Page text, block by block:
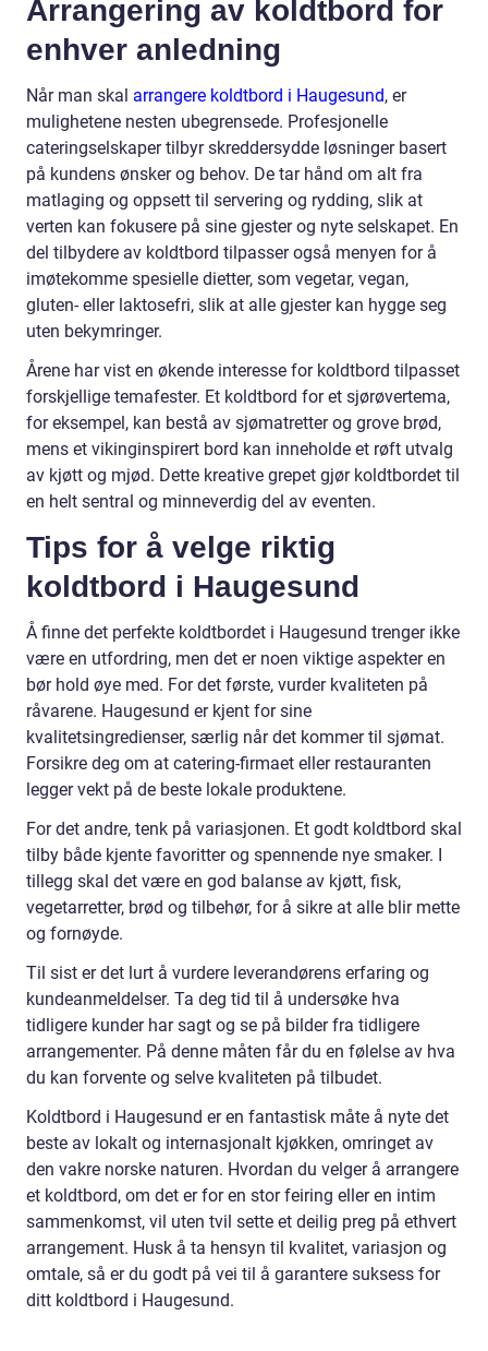
Arrangering av koldtbord for
enhver anledning
Når man skal arrangere koldtbord i Haugesund, er
mulighetene nesten ubegrensede. Profesjonelle
cateringselskaper tilbyr skreddersydde løsninger basert
på kundens ønsker og behov. De tar hånd om alt fra
matlaging og oppsett til servering og rydding, slik at
verten kan fokusere på sine gjester og nyte selskapet. En
del tilbydere av koldtbord tilpasser også menyen for å
imøtekomme spesielle dietter, som vegetar, vegan,
gluten- eller laktosefri, slik at alle gjester kan hygge seg
uten bekymringer.
Årene har vist en økende interesse for koldtbord tilpasset
forskjellige temafester. Et koldtbord for et sjørøvertema,
for eksempel, kan bestå av sjømatretter og grove brød,
mens et vikinginspirert bord kan inneholde et røft utvalg
av kjøtt og mjød. Dette kreative grepet gjør koldtbordet til
en helt sentral og minneverdig del av eventen.
Tips for å velge riktig
koldtbord i Haugesund
Å finne det perfekte koldtbordet i Haugesund trenger ikke
være en utfordring, men det er noen viktige aspekter en
bør hold øye med. For det første, vurder kvaliteten på
råvarene. Haugesund er kjent for sine
kvalitetsingredienser, særlig når det kommer til sjømat.
Forsikre deg om at catering-firmaet eller restauranten
legger vekt på de beste lokale produktene.
For det andre, tenk på variasjonen. Et godt koldtbord skal
tilby både kjente favoritter og spennende nye smaker. I
tillegg skal det være en god balanse av kjøtt, fisk,
vegetarretter, brød og tilbehør, for å sikre at alle blir mette
og fornøyde.
Til sist er det lurt å vurdere leverandørens erfaring og
kundeanmeldelser. Ta deg tid til å undersøke hva
tidligere kunder har sagt og se på bilder fra tidligere
arrangementer. På denne måten får du en følelse av hva
du kan forvente og selve kvaliteten på tilbudet.
Koldtbord i Haugesund er en fantastisk måte å nyte det
beste av lokalt og internasjonalt kjøkken, omringet av
den vakre norske naturen. Hvordan du velger å arrangere
et koldtbord, om det er for en stor feiring eller en intim
sammenkomst, vil uten tvil sette et deilig preg på ethvert
arrangement. Husk å ta hensyn til kvalitet, variasjon og
omtale, så er du godt på vei til å garantere suksess for
ditt koldtbord i Haugesund.